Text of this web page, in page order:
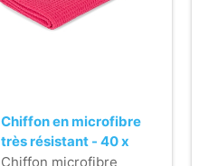
Chiffon en microfibre
très résistant - 40 x
40 cm - ROUGE
Chiffon microfibre